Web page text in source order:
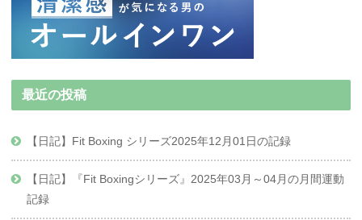
最近の投稿
【日記】Fit Boxing シリーズ2025年12月01日の記録
【日記】『Fit Boxingシリーズ』2025年03月～04月の月間運動
記録